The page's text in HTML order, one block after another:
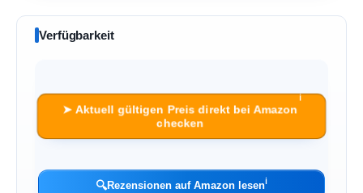
Verfügbarkeit
➤ Aktuell gültigen Preis direkt bei Amazon
checken
ℹ︎
🔍Rezensionen auf Amazon lesenℹ︎